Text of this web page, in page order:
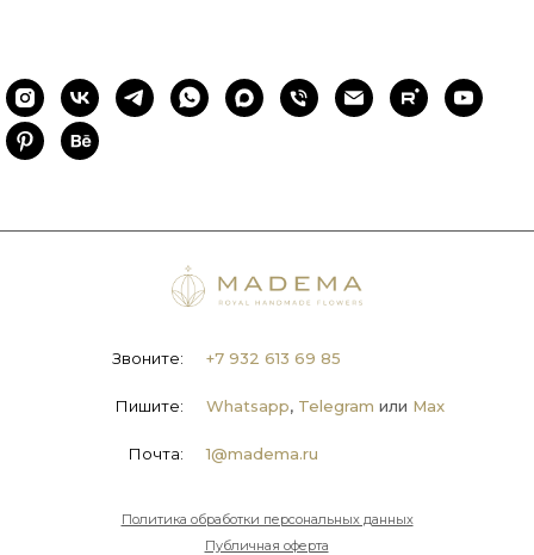
Звоните:
Пишите:
Почта:
+7 932 613 69 85
Whatsapp, Telegram или Max
1@madema.ru
Публичная оферта
Политика обработки персональных данных